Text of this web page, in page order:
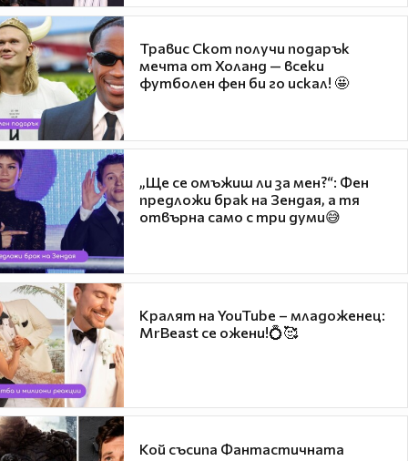
Травис Скот получи подарък
мечта от Холанд — всеки
футболен фен би го искал! 🤩
„Ще се омъжиш ли за мен?“: Фен
предложи брак на Зендая, а тя
отвърна само с три думи😅
Кралят на YouTube – младоженец:
MrBeast се ожени!💍🥰
Кой съсипа Фантастичната